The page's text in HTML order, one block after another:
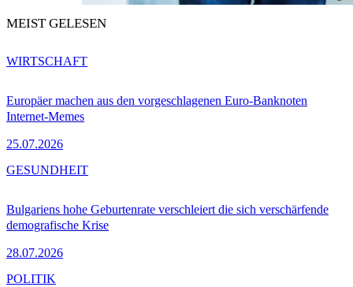
MEIST GELESEN
Europäer machen aus den vorgeschlagenen Euro-Banknoten
Internet-Memes
25.07.2026
WIRTSCHAFT
Bulgariens hohe Geburtenrate verschleiert die sich verschärfende
demografische Krise
28.07.2026
GESUNDHEIT
POLITIK